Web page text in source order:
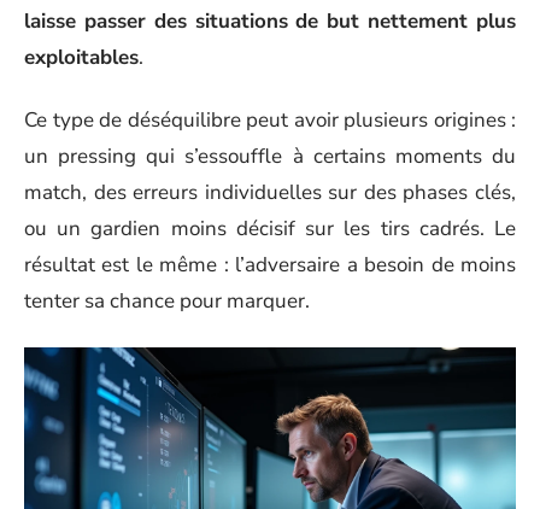
laisse passer des situations de but nettement plus
exploitables.
Ce type de déséquilibre peut avoir plusieurs origines :
un pressing qui s’essouffle à certains moments du
match, des erreurs individuelles sur des phases clés,
ou un gardien moins décisif sur les tirs cadrés. Le
résultat est le même : l’adversaire a besoin de moins
tenter sa chance pour marquer.